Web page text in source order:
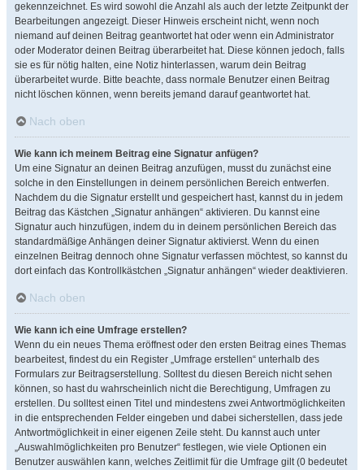
gekennzeichnet. Es wird sowohl die Anzahl als auch der letzte Zeitpunkt der
Bearbeitungen angezeigt. Dieser Hinweis erscheint nicht, wenn noch
niemand auf deinen Beitrag geantwortet hat oder wenn ein Administrator
oder Moderator deinen Beitrag überarbeitet hat. Diese können jedoch, falls
sie es für nötig halten, eine Notiz hinterlassen, warum dein Beitrag
überarbeitet wurde. Bitte beachte, dass normale Benutzer einen Beitrag
nicht löschen können, wenn bereits jemand darauf geantwortet hat.
Nach oben
Wie kann ich meinem Beitrag eine Signatur anfügen?
Um eine Signatur an deinen Beitrag anzufügen, musst du zunächst eine
solche in den Einstellungen in deinem persönlichen Bereich entwerfen.
Nachdem du die Signatur erstellt und gespeichert hast, kannst du in jedem
Beitrag das Kästchen „Signatur anhängen“ aktivieren. Du kannst eine
Signatur auch hinzufügen, indem du in deinem persönlichen Bereich das
standardmäßige Anhängen deiner Signatur aktivierst. Wenn du einen
einzelnen Beitrag dennoch ohne Signatur verfassen möchtest, so kannst du
dort einfach das Kontrollkästchen „Signatur anhängen“ wieder deaktivieren.
Nach oben
Wie kann ich eine Umfrage erstellen?
Wenn du ein neues Thema eröffnest oder den ersten Beitrag eines Themas
bearbeitest, findest du ein Register „Umfrage erstellen“ unterhalb des
Formulars zur Beitragserstellung. Solltest du diesen Bereich nicht sehen
können, so hast du wahrscheinlich nicht die Berechtigung, Umfragen zu
erstellen. Du solltest einen Titel und mindestens zwei Antwortmöglichkeiten
in die entsprechenden Felder eingeben und dabei sicherstellen, dass jede
Antwortmöglichkeit in einer eigenen Zeile steht. Du kannst auch unter
„Auswahlmöglichkeiten pro Benutzer“ festlegen, wie viele Optionen ein
Benutzer auswählen kann, welches Zeitlimit für die Umfrage gilt (0 bedeutet